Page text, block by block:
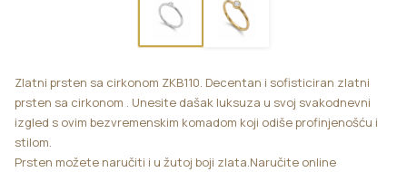
Zlatni prsten sa cirkonom ZKB110. Decentan i sofisticiran zlatni
prsten sa cirkonom . Unesite dašak luksuza u svoj svakodnevni
izgled s ovim bezvremenskim komadom koji odiše profinjenošću i
stilom.
Prsten možete naručiti i u žutoj boji zlata.Naručite online